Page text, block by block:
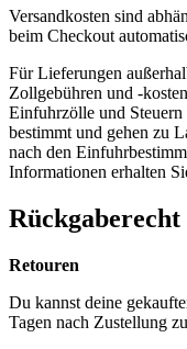
Versandkosten sind
beim Checkout
Für Lieferungen
Zollgebühren und -
Einfuhrzölle und
bestimmt und gehen zu
nach den
Informationen erhalten
Rückgaberecht
Retouren
Du kannst deine
Tagen nach Zustellung